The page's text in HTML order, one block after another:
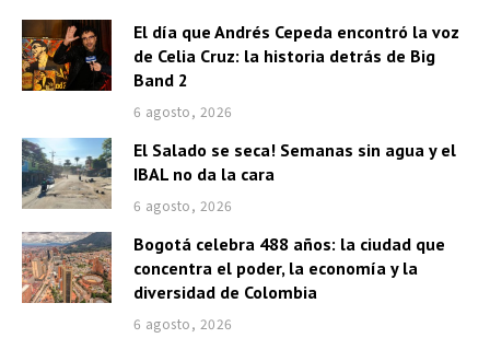
d
e
a
d
i
o
El día que Andrés Cepeda encontró la voz
de Celia Cruz: la historia detrás de Big
Band 2
6 agosto, 2026
El Salado se seca! Semanas sin agua y el
IBAL no da la cara
6 agosto, 2026
Bogotá celebra 488 años: la ciudad que
concentra el poder, la economía y la
diversidad de Colombia
6 agosto, 2026